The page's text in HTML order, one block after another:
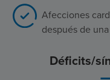
Afecciones
después de
Déficits/